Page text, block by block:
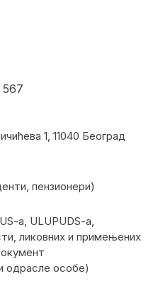
567
1, 11040 Београд
пензионери)
a, ULUPUDS-a,
ликовних и примењених
одрасле особе)